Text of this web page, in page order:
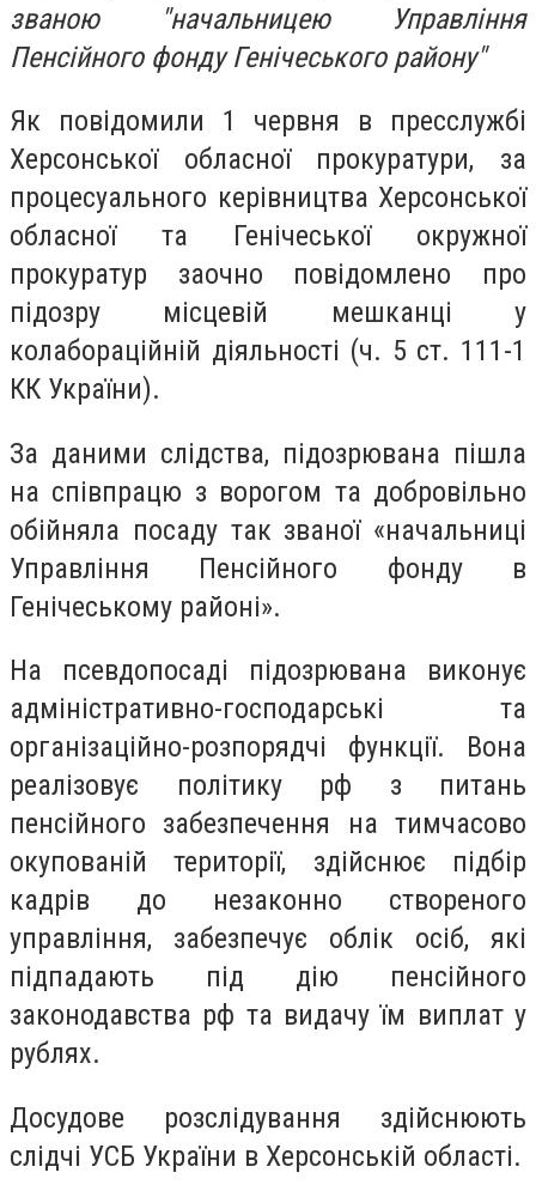
званою "начальницею Управління
Пенсійного фонду Генічеського району"
Як повідомили 1 червня в пресслужбі
Херсонської обласної прокуратури, за
процесуального керівництва Херсонської
обласної та Генічеської окружної
прокуратур заочно повідомлено про
підозру місцевій мешканці у
колабораційній діяльності (ч. 5 ст. 111-1
КК України).
За даними слідства, підозрювана пішла
на співпрацю з ворогом та добровільно
обійняла посаду так званої «начальниці
Управління Пенсійного фонду в
Генічеському районі».
На псевдопосаді підозрювана виконує
адміністративно-господарські та
організаційно-розпорядчі функції. Вона
реалізовує політику рф з питань
пенсійного забезпечення на тимчасово
окупованій території, здійснює підбір
кадрів до незаконно створеного
управління, забезпечує облік осіб, які
підпадають під дію пенсійного
законодавства рф та видачу їм виплат у
рублях.
Досудове розслідування здійснюють
слідчі УСБ України в Херсонській області.